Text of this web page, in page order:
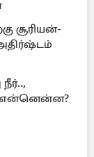
சூரியன்-
நீர்..,
என்னென்ன?